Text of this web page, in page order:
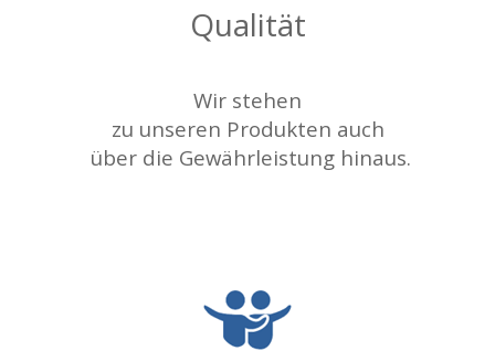
Qualität
Wir stehen
zu unseren Produkten auch
über die Gewährleistung hinaus.